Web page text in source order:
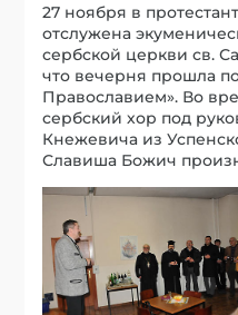
27 ноября в
отслужена
сербской церкви св.
что вечерня прошла
Православием». Во
сербский хор под
Кнежевича из
Славиша Божич